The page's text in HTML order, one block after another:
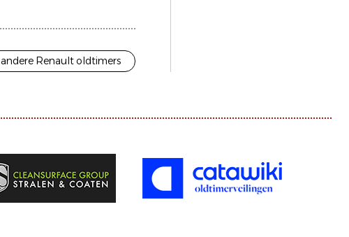
andere Renault oldtimers